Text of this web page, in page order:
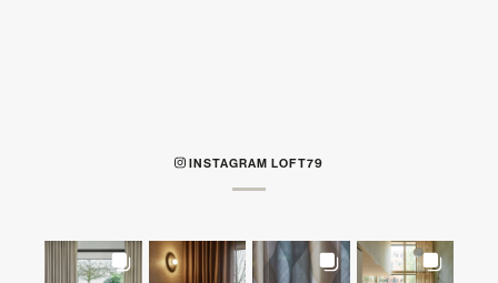
INSTAGRAM LOFT79